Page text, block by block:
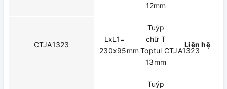
12mm
CTJA1323
LxL1=
230x95mm
Tuýp
chữ T
Toptul CTJA1323
13mm
Liên hệ
Tuýp